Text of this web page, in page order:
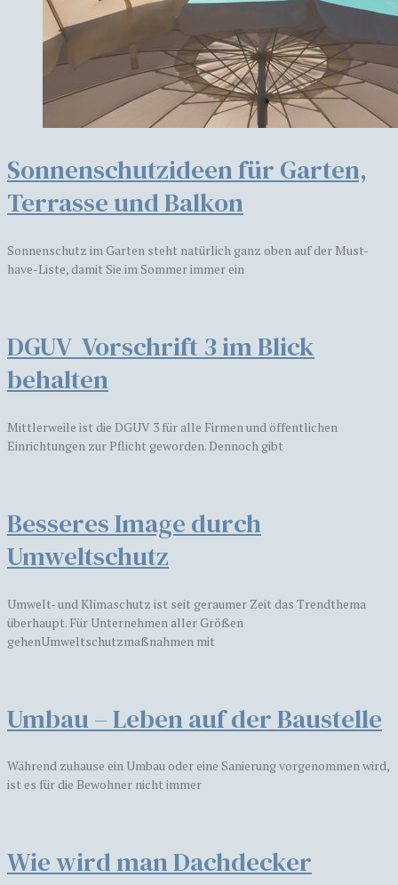
Sonnenschutzideen für Garten,
Terrasse und Balkon
Sonnenschutz im Garten steht natürlich ganz oben auf der Must-
have-Liste, damit Sie im Sommer immer ein
DGUV Vorschrift 3 im Blick
behalten
Mittlerweile ist die DGUV 3 für alle Firmen und öffentlichen
Einrichtungen zur Pflicht geworden. Dennoch gibt
Besseres Image durch
Umweltschutz
Umwelt- und Klimaschutz ist seit geraumer Zeit das Trendthema
überhaupt. Für Unternehmen aller Größen
gehenUmweltschutzmaßnahmen mit
Umbau – Leben auf der Baustelle
Während zuhause ein Umbau oder eine Sanierung vorgenommen wird,
ist es für die Bewohner nicht immer
Wie wird man Dachdecker